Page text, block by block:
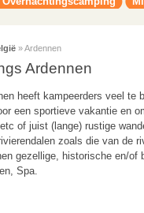
» Ardennen
Ardennen
heeft kampeerders veel te
een sportieve vakantie en
of juist (lange) rustige
zoals die van de
gezellige, historische en/of
Spa.